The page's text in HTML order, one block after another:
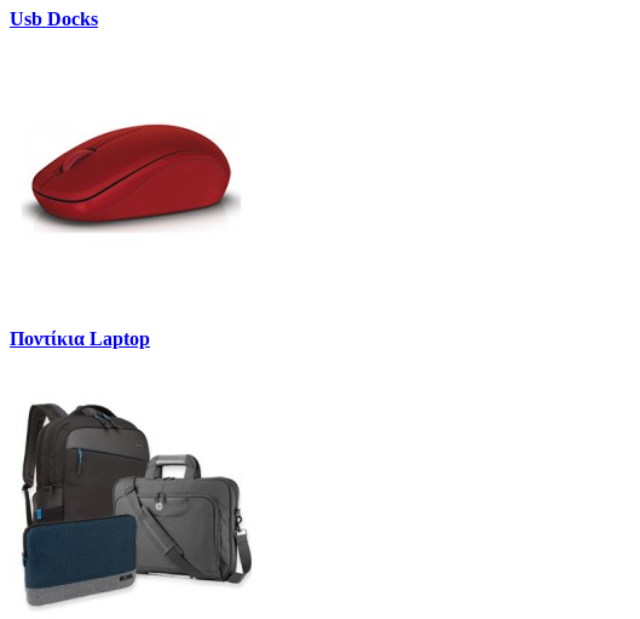
Usb Docks
Ποντίκια Laptop